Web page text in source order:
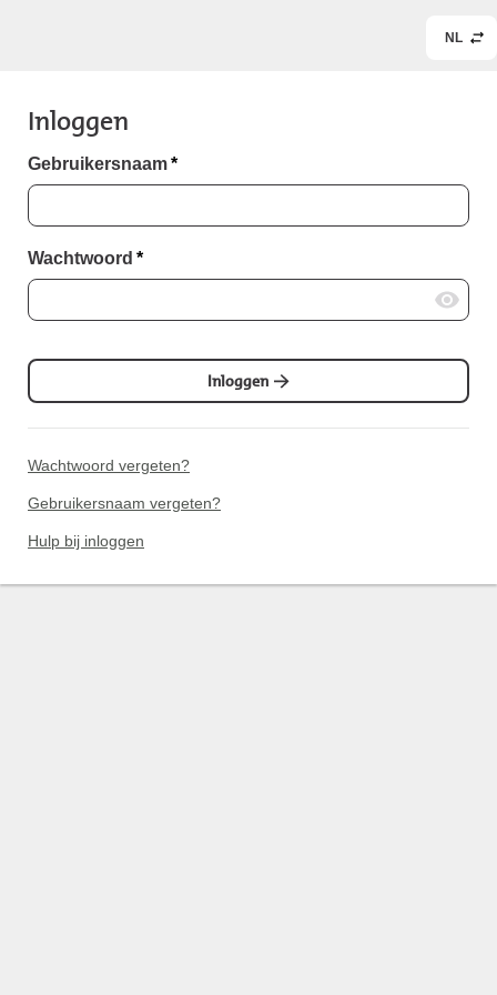
NL
Inloggen
Gebruikersnaam*
Wachtwoord *
Inloggen
Wachtwoord vergeten?
Gebruikersnaam vergeten?
Hulp bij inloggen